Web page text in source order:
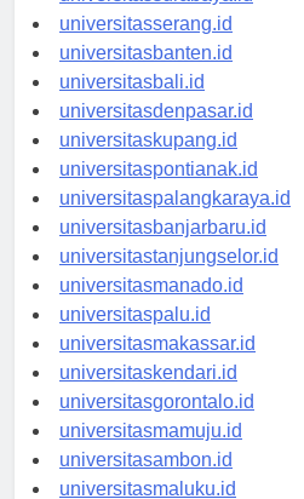
universitassurabaya.id
universitasserang.id
universitasbanten.id
universitasbali.id
universitasdenpasar.id
universitaskupang.id
universitaspontianak.id
universitaspalangkaraya.id
universitasbanjarbaru.id
universitastanjungselor.id
universitasmanado.id
universitaspalu.id
universitasmakassar.id
universitaskendari.id
universitasgorontalo.id
universitasmamuju.id
universitasambon.id